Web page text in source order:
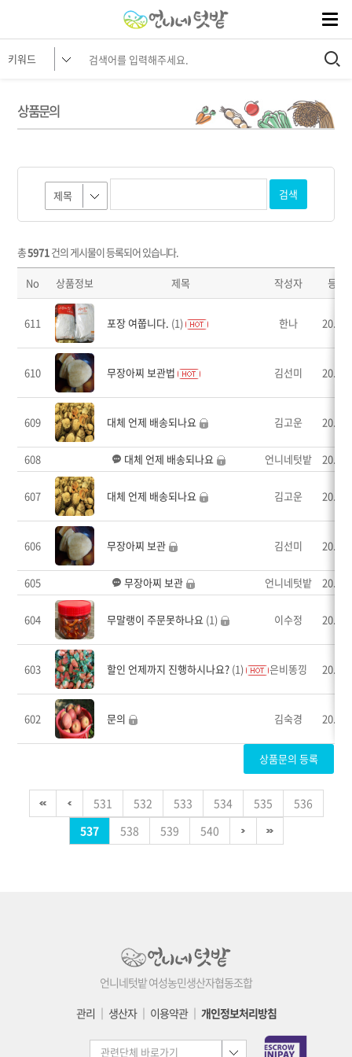
상품문의
검색
총5971 건의 게시물이 등록되어 있습니다.
No 상품정보 제목 작성자 등록
611 포장 여쭙니다. (1) 한나
610 무장아찌 보관법 김선미
609 대체 언제 배송되나요 김고운
608 대체 언제 배송되나요 언니네텃밭
607 대체 언제 배송되나요 김고운
606 무장아찌 보관 김선미
605 무장아찌 보관 언니네텃밭
604 무말랭이 주문못하나요 (1) 이수정
603 할인 언제까지 진행하시나요? (1) 은비똥낑
602 문의 김숙경
상품문의 등록
531 532 533 534 535
536
537
538 539 540
언니네텃밭 여성농민생산자협동조합
관리 │ 생산자│ 이용약관│ 개인정보처리방침